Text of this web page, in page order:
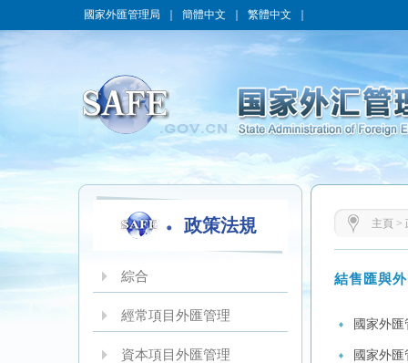
國家外匯管理局 簡體中文 繁體中文
政策法規
綜合
經常項目外匯管理
資本項目外匯管理
主頁 >
結售匯與
國家外
國家外